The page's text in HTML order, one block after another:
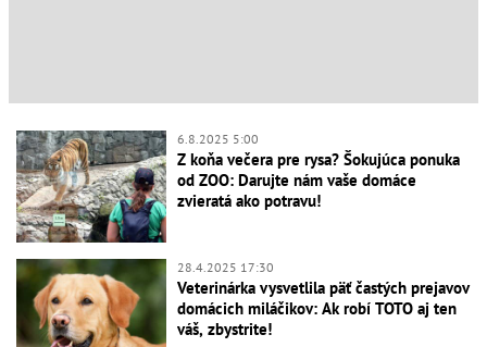
6.8.2025 5:00
Z koňa večera pre rysa? Šokujúca ponuka
od ZOO: Darujte nám vaše domáce
zvieratá ako potravu!
28.4.2025 17:30
Veterinárka vysvetlila päť častých prejavov
domácich miláčikov: Ak robí TOTO aj ten
váš, zbystrite!